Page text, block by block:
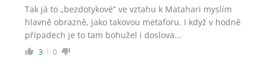
Tak já to „bezdotykové“ ve vztahu k Matahari myslím
hlavně obrazně, jako takovou metaforu. I když v hodně
případech je to tam bohužel i doslova…
3 0